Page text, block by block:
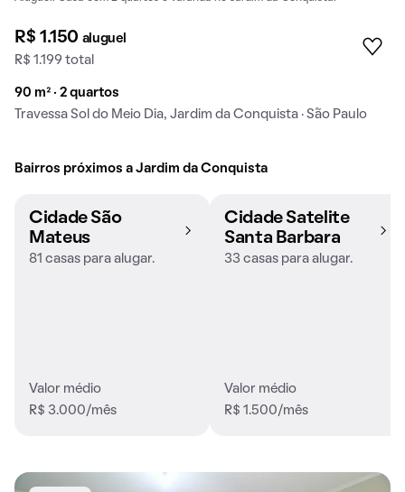
R$ 1.150 aluguel
R$ 1.199 total
90 m² · 2 quartos
Travessa Sol do Meio Dia, Jardim da Conquista · São Paulo
Bairros próximos a Jardim da Conquista
Cidade São
Mateus
81 casas para alugar.
Valor médio
R$ 3.000/mês
Cidade Satelite
Santa Barbara
33 casas para alugar.
Valor médio
R$ 1.500/mês